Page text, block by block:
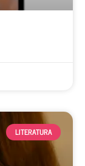
LITERATURA